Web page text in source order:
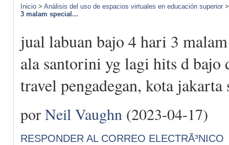
Inicio > Análisis del uso de espacios virtuales en educación superior
3 malam special...
jual labuan bajo 4 hari 3
ala santorini yg lagi hits d bajo
travel pengadegan, kota jakarta
por Neil Vaughn (2023-04-17)
RESPONDER AL CORREO ELECTRÃ³NICO